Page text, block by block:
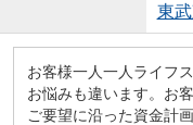
東
お客様一人一人ライフ
お悩みも違います。お
ご要望に沿った資金計